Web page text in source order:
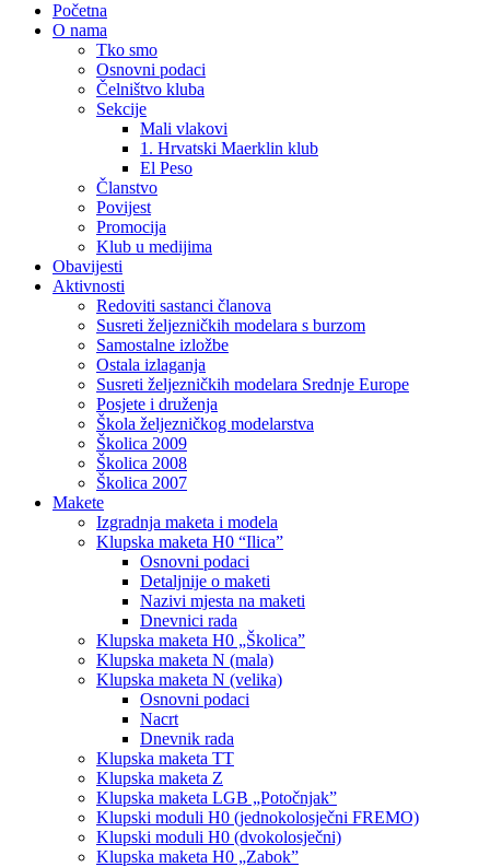
Početna
O nama
Tko smo
Osnovni podaci
Čelništvo kluba
Sekcije
Mali vlakovi
1. Hrvatski Maerklin klub
El Peso
Članstvo
Povijest
Promocija
Klub u medijima
Obavijesti
Aktivnosti
Redoviti sastanci članova
Susreti željezničkih modelara s burzom
Samostalne izložbe
Ostala izlaganja
Susreti željezničkih modelara Srednje Europe
Posjete i druženja
Škola željezničkog modelarstva
Školica 2009
Školica 2008
Školica 2007
Makete
Izgradnja maketa i modela
Klupska maketa H0 “Ilica”
Osnovni podaci
Detaljnije o maketi
Nazivi mjesta na maketi
Dnevnici rada
Klupska maketa H0 „Školica”
Klupska maketa N (mala)
Klupska maketa N (velika)
Osnovni podaci
Nacrt
Dnevnik rada
Klupska maketa TT
Klupska maketa Z
Klupska maketa LGB „Potočnjak”
Klupski moduli H0 (jednokolosječni FREMO)
Klupski moduli H0 (dvokolosječni)
Klupska maketa H0 „Zabok”